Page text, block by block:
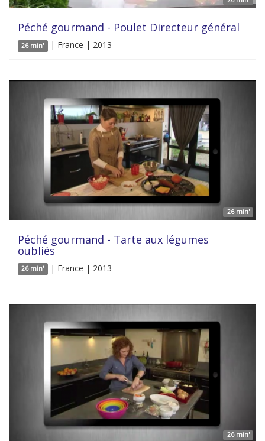
Péché gourmand - Poulet Directeur général
26 min' | France | 2013
26 min'
Péché gourmand - Tarte aux légumes
oubliés
26 min' | France | 2013
26 min'